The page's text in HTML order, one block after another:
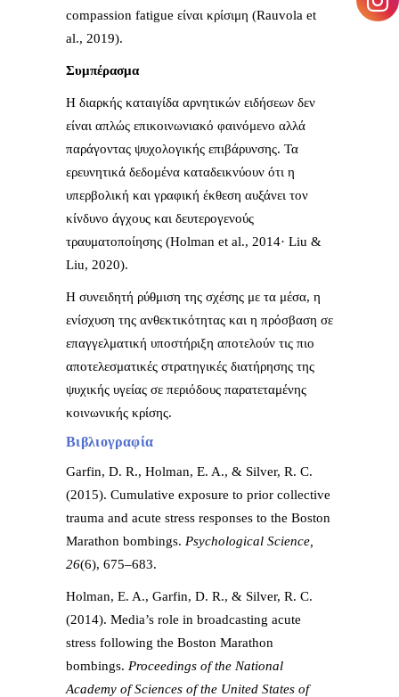
compassion fatigue είναι κρίσιμη (Rauvola et
al., 2019).
Συμπέρασμα
Η διαρκής καταιγίδα αρνητικών ειδήσεων δεν
είναι απλώς επικοινωνιακό φαινόμενο αλλά
παράγοντας ψυχολογικής επιβάρυνσης. Τα
ερευνητικά δεδομένα καταδεικνύουν ότι η
υπερβολική και γραφική έκθεση αυξάνει τον
κίνδυνο άγχους και δευτερογενούς
τραυματοποίησης (Holman et al., 2014· Liu &
Liu, 2020).
Η συνειδητή ρύθμιση της σχέσης με τα μέσα, η
ενίσχυση της ανθεκτικότητας και η πρόσβαση σε
επαγγελματική υποστήριξη αποτελούν τις πιο
αποτελεσματικές στρατηγικές διατήρησης της
ψυχικής υγείας σε περιόδους παρατεταμένης
κοινωνικής κρίσης.
Βιβλιογραφία
Garfin, D. R., Holman, E. A., & Silver, R. C.
(2015). Cumulative exposure to prior collective
trauma and acute stress responses to the Boston
Marathon bombings. Psychological Science,
26(6), 675–683.
Holman, E. A., Garfin, D. R., & Silver, R. C.
(2014). Media’s role in broadcasting acute
stress following the Boston Marathon
bombings. Proceedings of the National
Academy of Sciences of the United States of